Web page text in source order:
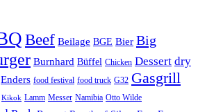
Beef Beilage BGE Bier Big
Burnhard Büffel Chicken Dessert dry
Enders food festival food truck G32 Gasgrill
Kikok Lamm Messer Namibia Otto Wilde